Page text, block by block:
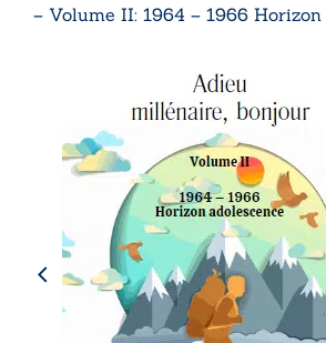
– Volume II: 1964 – 1966 Horizon